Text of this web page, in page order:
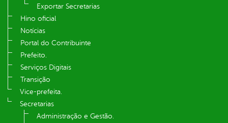
Exportar Secretarias
Hino oficial
Notícias
Portal do Contribuinte
Prefeito.
Serviços Digitais
Transição
Vice-prefeita.
Secretarias
Administração e Gestão.